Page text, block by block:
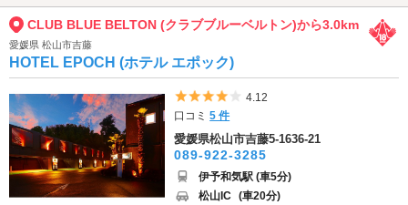
CLUB BLUE BELTON (クラブブルーベルトン)から3.0km
愛媛県 松山市吉藤
HOTEL EPOCH (ホテル エポック)
5つ星のうち4
4.12
口コミ5 件
愛媛県松山市吉藤5-1636-21
089-922-3285
伊予和気駅 (車5分)
松山IC (車20分)